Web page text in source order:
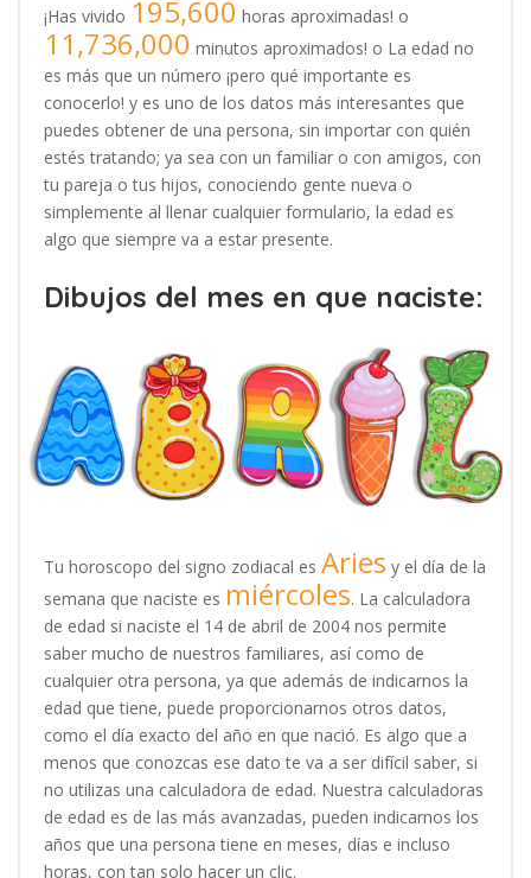
¡Has vivido 195,600 horas aproximadas! o
11,736,000 minutos aproximados! o La edad no
es más que un número ¡pero qué importante es
conocerlo! y es uno de los datos más interesantes que
puedes obtener de una persona, sin importar con quién
estés tratando; ya sea con un familiar o con amigos, con
tu pareja o tus hijos, conociendo gente nueva o
simplemente al llenar cualquier formulario, la edad es
algo que siempre va a estar presente.
Dibujos del mes en que naciste:
Tu horoscopo del signo zodiacal es Aries y el día de la
semana que naciste es miércoles. La calculadora
de edad si naciste el 14 de abril de 2004 nos permite
saber mucho de nuestros familiares, así como de
cualquier otra persona, ya que además de indicarnos la
edad que tiene, puede proporcionarnos otros datos,
como el día exacto del año en que nació. Es algo que a
menos que conozcas ese dato te va a ser difícil saber, si
no utilizas una calculadora de edad. Nuestra calculadoras
de edad es de las más avanzadas, pueden indicarnos los
años que una persona tiene en meses, días e incluso
horas, con tan solo hacer un clic.